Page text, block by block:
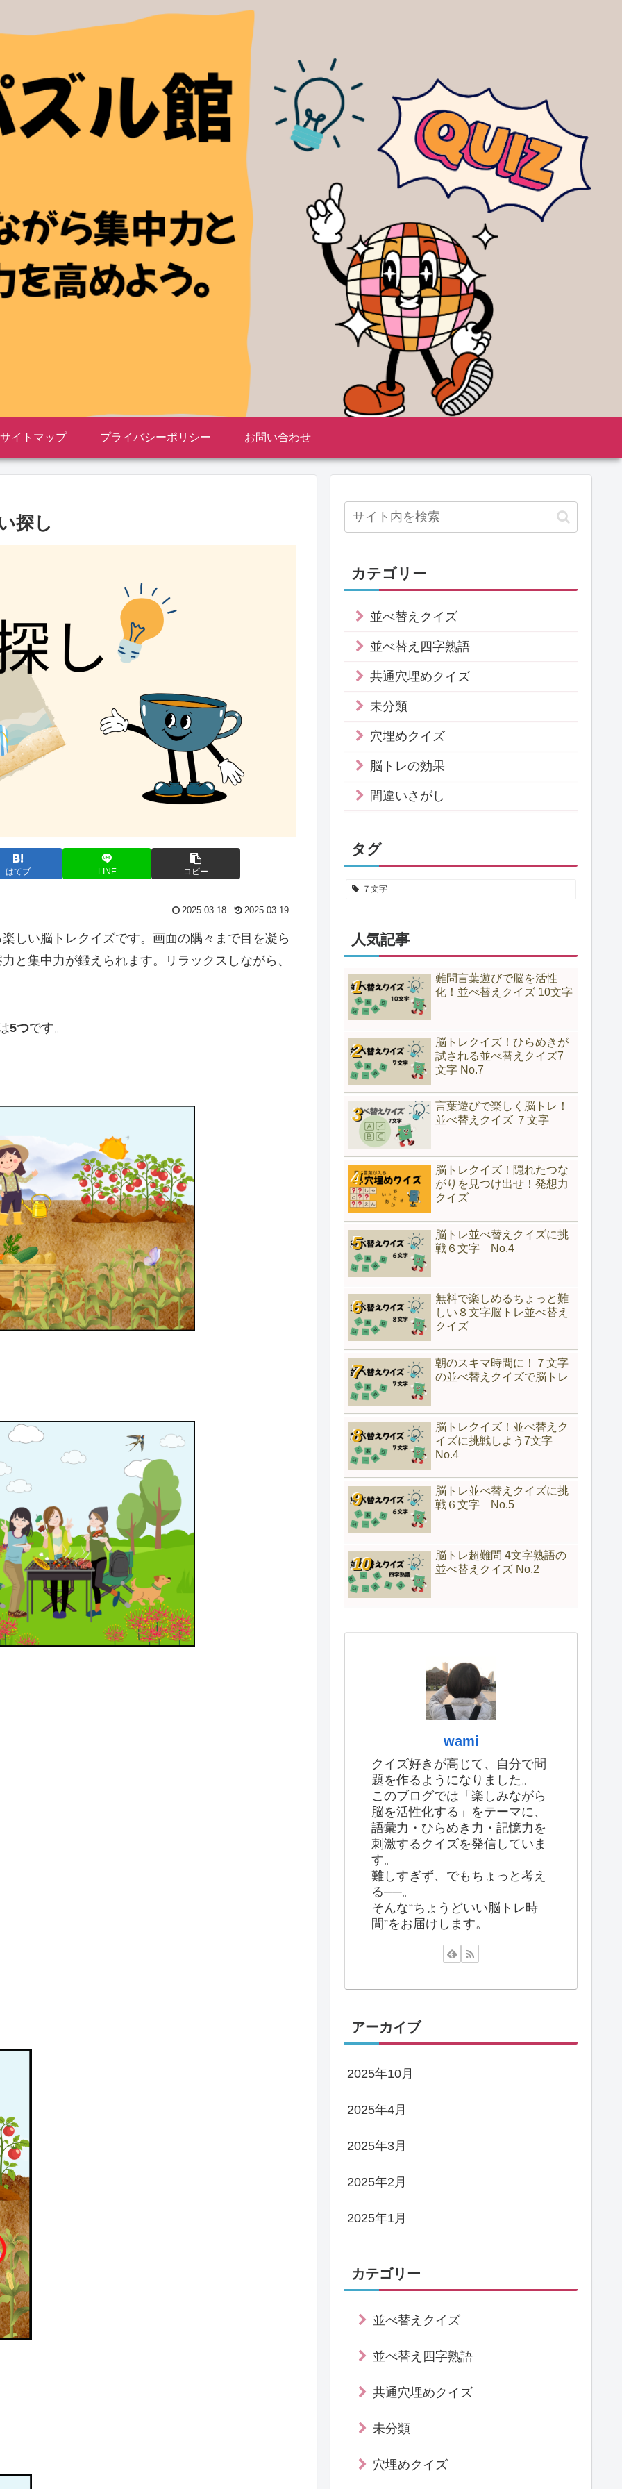
サイトマップ プライバシーポリシー お問い合わせ
探し
はてブ LINE コピー
2025.03.18 2025.03.19
しい脳トレクイズです。画面の隅々まで目を凝ら
と集中力が鍛えられます。リラックスしながら、
5つです。
カテゴリー
並べ替えクイズ
並べ替え四字熟語
共通穴埋めクイズ
未分類
穴埋めクイズ
脳トレの効果
間違いさがし
タグ
７文字
人気記事
難問言葉遊びで脳を活性
化！並べ替えクイズ 10文字
脳トレクイズ！ひらめきが
試される並べ替えクイズ7
文字 No.7
言葉遊びで楽しく脳トレ！
並べ替えクイズ ７文字
脳トレクイズ！隠れたつな
がりを見つけ出せ！発想力
クイズ
脳トレ並べ替えクイズに挑
戦６文字 No.4
無料で楽しめるちょっと難
しい８文字脳トレ並べ替え
クイズ
朝のスキマ時間に！７文字
の並べ替えクイズで脳トレ
脳トレクイズ！並べ替えク
イズに挑戦しよう7文字
No.4
脳トレ並べ替えクイズに挑
戦６文字 No.5
脳トレ超難問 4文字熟語の
並べ替えクイズ No.2
wami
クイズ好きが高じて、自分で問
題を作るようになりました。
このブログでは「楽しみながら
脳を活性化する」をテーマに、
語彙力・ひらめき力・記憶力を
刺激するクイズを発信していま
す。
難しすぎず、でもちょっと考え
る──。
そんな“ちょうどいい脳トレ時
間”をお届けします。
アーカイブ
2025年10月
2025年4月
2025年3月
2025年2月
2025年1月
カテゴリー
並べ替えクイズ
並べ替え四字熟語
共通穴埋めクイズ
未分類
穴埋めクイズ